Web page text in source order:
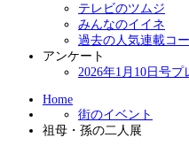
テレビのツムジ
みんなのイイネ
過去の人気連載コ
アンケート
2026年1月10日号
Home
街のイベント
祖母・孫の二人展